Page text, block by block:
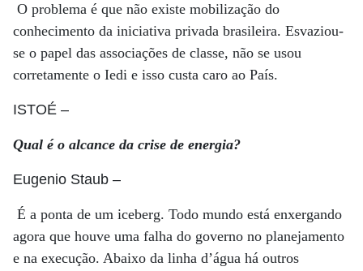
O problema é que não existe mobilização do
conhecimento da iniciativa privada brasileira. Esvaziou-
se o papel das associações de classe, não se usou
corretamente o Iedi e isso custa caro ao País.
ISTOÉ –
Qual é o alcance da crise de energia?
Eugenio Staub –
É a ponta de um iceberg. Todo mundo está enxergando
agora que houve uma falha do governo no planejamento
e na execução. Abaixo da linha d’água há outros